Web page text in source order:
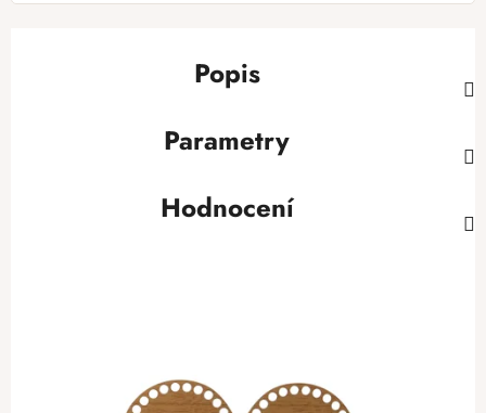
Popis
Parametry
Hodnocení